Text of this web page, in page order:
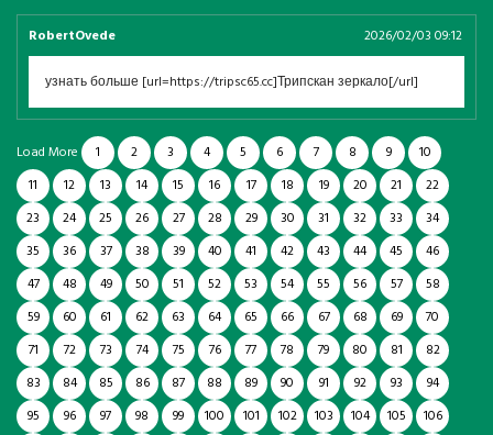
RobertOvede 2026/02/03 09:12
узнать больше [url=https://tripsc65.cc]Трипскан зеркало[/url]
Load More 1 2 3 4 5 6 7 8 9
10
11
12 13 14 15 16 17 18 19 20 21
22
23
24 25 26 27 28 29 30 31 32 33
34
35
36 37 38 39 40 41 42 43 44 45
46
47
48 49 50 51 52 53 54 55 56 57
58
59
60 61 62 63 64 65 66 67 68 69
70
71
72 73 74 75 76 77 78 79 80 81
82
83
84 85 86 87 88 89 90 91 92 93
94
95
96 97 98 99 100 101 102 103 104 105
106